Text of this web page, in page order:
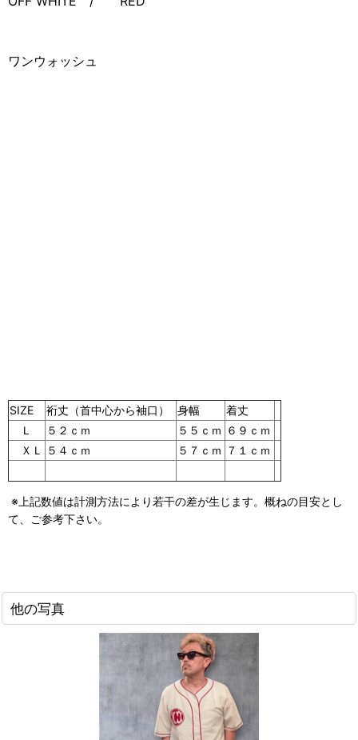
ワンウォッシュ
SIZE 裄丈（首中心から袖口） 身幅
着丈
Ｌ
５２ｃｍ ５５ｃｍ ６９ｃｍ
ＸＬ
５４ｃｍ ５７ｃｍ ７１ｃｍ
※上記数値は計測方法により若干の差が生じます。概ねの目安とし
て、ご参考下さい。
他の写真